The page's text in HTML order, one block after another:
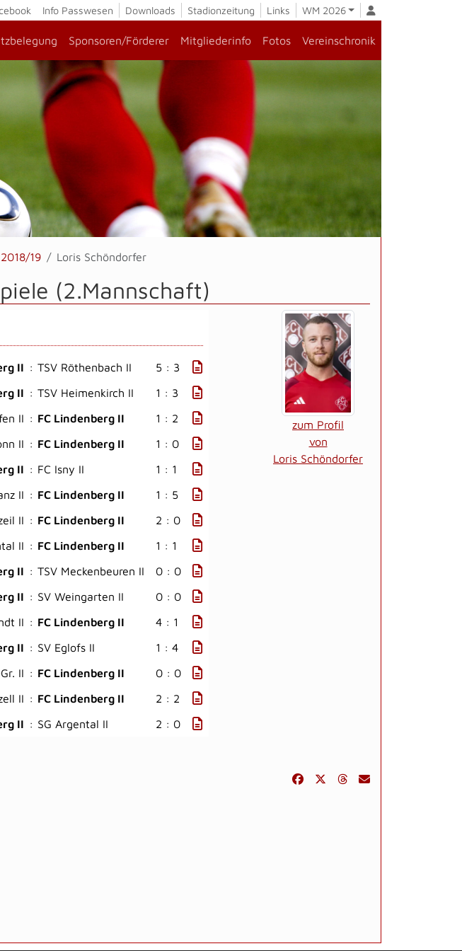
Info Passwesen Downloads Stadionzeitung Links WM 2026
Sponsoren/Förderer Mitgliederinfo Fotos Vereinschronik
2018/19 Loris Schöndorfer
(2.Mannschaft)
zum Profil
von
Loris Schöndorfer
II : TSV Röthenbach II
5 : 3
II : TSV Heimenkirch II
1 : 3
II : FC Lindenberg II
1 : 2
II : FC Lindenberg II
1 : 0
II : FC Isny II
1 : 1
II : FC Lindenberg II
1 : 5
II : FC Lindenberg II
2 : 0
II : FC Lindenberg II
1 : 1
II : TSV Meckenbeuren II
0 : 0
II : SV Weingarten II
0 : 0
II : FC Lindenberg II
4 : 1
II : SV Eglofs II
1 : 4
II : FC Lindenberg II
0 : 0
II : FC Lindenberg II
2 : 2
II : SG Argental II 2 : 0